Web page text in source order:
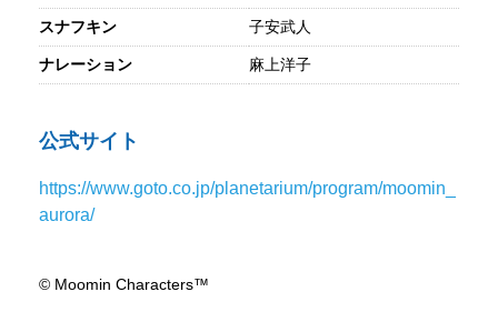
スナフキン 子安武人
ナレーション 麻上洋子
公式サイト
https://www.goto.co.jp/planetarium/program/moomin_
aurora/
© Moomin Characters™